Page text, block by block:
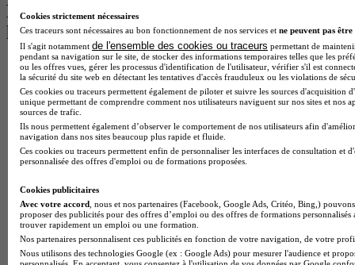
Les intitulés de diplôme par alternance
les plus recherchés
BTS Esf en alternance
BTS Dietetique en alternance
BTS Mco en alternance
BTS Pi en alternance
BTS Sp3s en alternance
Master CCA en alternance
BTS Ndrc en alternance
BTS Sam en alternance
BTS Sio en alternance
MSc Marketing Digital en alternance
BTS Gpme en alternance
Cap Electricien en alternance
BTS Gpn en alternance
Cookies strictement nécessaires
Ces traceurs sont nécessaires au bon fonctionnement de nos services et ne peuvent pas être
Il s'agit notamment de l'ensemble des cookies ou traceurs permettant de
pendant sa navigation sur le site, de stocker des informations temporaires telles que les
ou les offres vues, gérer les processus d'identification de l'utilisateur, vérifier s'il est
la sécurité du site web en détectant les tentatives d'accès frauduleux ou les violations de
Ces cookies ou traceurs permettent également de piloter et suivre les sources d'acquisition
unique permettant de comprendre comment nos utilisateurs naviguent sur nos sites et nos
sources de trafic.
Ils nous permettent également d’observer le comportement de nos utilisateurs afin
navigation dans nos sites beaucoup plus rapide et fluide.
Ces cookies ou traceurs permettent enfin de personnaliser les interfaces de consultation et
personnalisée des offres d'emploi ou de formations proposées.
Cookies publicitaires
Avec votre accord , nous et nos partenaires (Facebook, Google Ads, Critéo, Bing,)
proposer des publicités pour des offres d’emploi ou des offres de formations
trouver rapidement un emploi ou une formation.
Nos partenaires personnalisent ces publicités en fonction de votre navigation, de votre
Nous utilisons des technologies Google (ex : Google Ads) pour mesurer l'audience et